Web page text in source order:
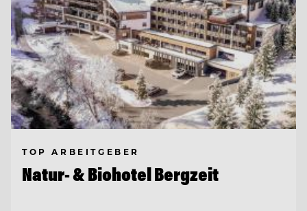
TOP ARBEITGEBER
Natur- & Biohotel Bergzeit